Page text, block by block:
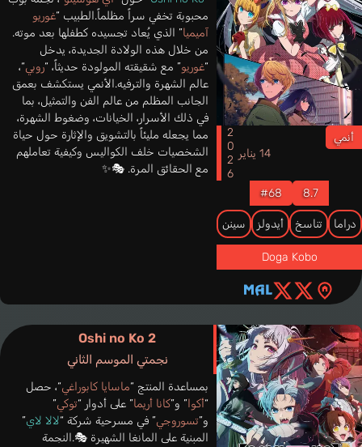
أنمي
14 يناير
2026
8.7
#68
دراما تناسخ أيدولز سينن
Doga Kobo
محبوبة تخفي سراً مظلماً.الطبيب “غوريو
آميميا” الذي يُعاد تجسيده كطفلها بعد موته.
من خلال هذه الولادة الجديدة، يدخل
“غوريو” مع شقيقته المولودة حديثاً، “روبي“،
عالم الشهرة والترفيه.الأنمي يستكشف بعمق
الجانب المظلم من عالم الفن والتمثيل، بما
في ذلك الأسرار، الخيانات، وضغوط الشهرة،
مما يجعله مليئاً بالتشويق والإثارة حول حياة
الشخصيات خلف الكواليس وكيفية تعاملهم
مع الحقائق المرة. 🎭✨
Oshi no Ko 2
نجمتي الموسم الثاني
بمساعدة المنتج “ماسايا كابوراغي“، حصل
“أكوا” و”كانا أريما” على أدوار “توكي”
و”تسوروجي” في مسرحية شركة “لالا لاي”
المبنية على المانغا الشهيرة 🎭.النجمة